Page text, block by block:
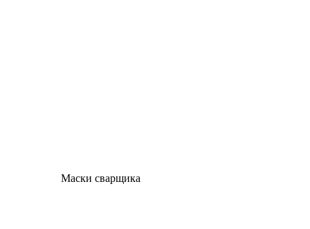
Маски сварщика